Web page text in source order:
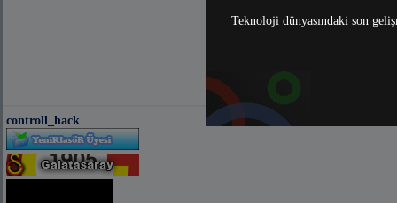
Teknoloji dünyasındaki son
controll_hack